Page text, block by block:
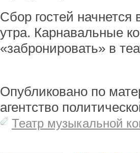
Сбор гостей начнется
утра. Карнавальные
«забронировать» в
Опубликовано по
агентство
Театр музыкальной